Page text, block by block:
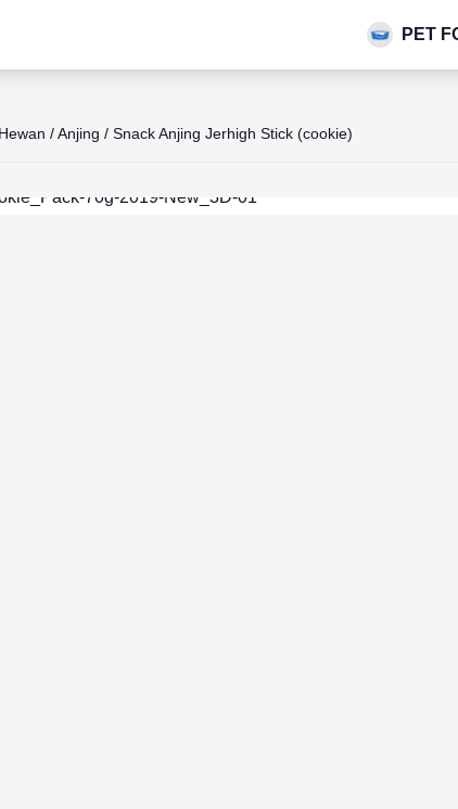
PET
/Anjing / Snack Anjing Jerhigh Stick (cookie)